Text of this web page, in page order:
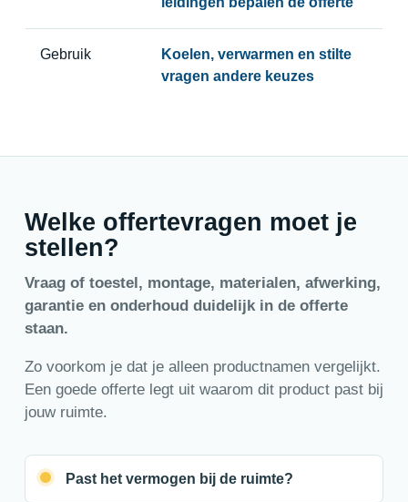
Gebruik
Koelen, verwarmen en stilte
vragen andere keuzes
Welke offertevragen moet je
stellen?
Vraag of toestel, montage, materialen, afwerking,
garantie en onderhoud duidelijk in de offerte
staan.
Zo voorkom je dat je alleen productnamen vergelijkt.
Een goede offerte legt uit waarom dit product past bij
jouw ruimte.
Past het vermogen bij de ruimte?